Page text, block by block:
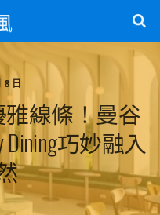
8 日
線條！曼谷
巧妙融入